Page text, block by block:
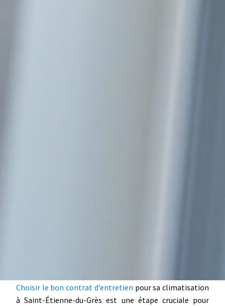
Choisir le bon contrat d’entretien pour sa climatisation
à Saint-Étienne-du-Grès est une étape cruciale pour